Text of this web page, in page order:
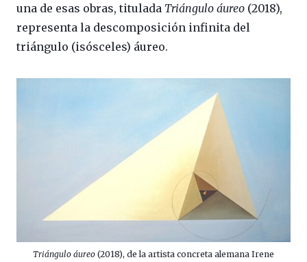
una de esas obras, titulada Triángulo áureo (2018),
representa la descomposición infinita del
triángulo (isósceles) áureo.
Triángulo áureo (2018), de la artista concreta alemana Irene